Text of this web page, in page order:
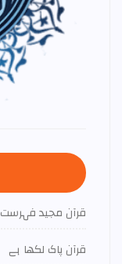
قرآن مجید فہرست
قرآن پاک لکھا ہے